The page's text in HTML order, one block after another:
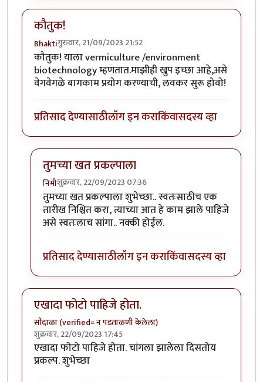
कौतुक!
Bhaktiगुरुवार, 21/09/2023 21:52
कौतुक! याला vermiculture /environment
biotechnology म्हणतात.माझीही खुप इच्छा आहे,असे
वेगवेगळे बागकाम प्रयोग करण्याची, लवकर सुरू होवो!
प्रतिसाद देण्यासाठीलॉग इन कराकिंवासदस्य व्हा
तुमच्या खत प्रकल्पाला
निमीशुक्रवार, 22/09/2023 07:36
In reply toकौतुक!byBhakti
तुमच्या खत प्रकल्पाला शुभेच्छा.. स्वतःसाठीच एक
तारीख निश्चित करा, त्याच्या आत हे काम झाले पाहिजे
असे स्वतःलाच सांगा.. नक्की होईल.
प्रतिसाद देण्यासाठीलॉग इन कराकिंवासदस्य व्हा
एखादा फोटो पाहिजे होता.
सौंदाळा (verified= न पडताळणी केलेला)
शुक्रवार, 22/09/2023 17:45
एखादा फोटो पाहिजे होता. चांगला झालेला दिसतोय
प्रकल्प. शुभेच्छा